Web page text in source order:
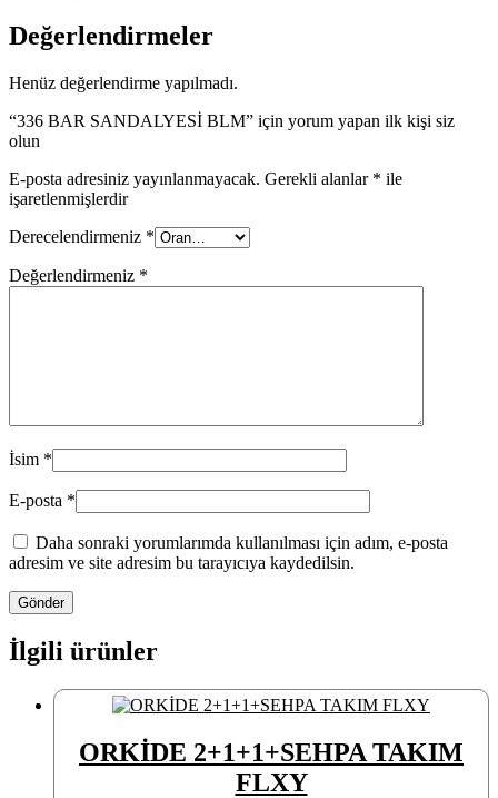
Değerlendirmeler
Henüz değerlendirme yapılmadı.
“336 BAR SANDALYESİ BLM” için yorum yapan ilk kişi siz
olun
E-posta adresiniz yayınlanmayacak. Gerekli alanlar * ile
işaretlenmişlerdir
Derecelendirmeniz *
Değerlendirmeniz *
İsim *
E-posta *
Daha sonraki yorumlarımda kullanılması için adım, e-posta
adresim ve site adresim bu tarayıcıya kaydedilsin.
İlgili ürünler
ORKİDE 2+1+1+SEHPA TAKIM
FLXY